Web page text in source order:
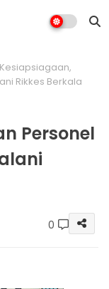
Rikkes Berkala
Personel
0